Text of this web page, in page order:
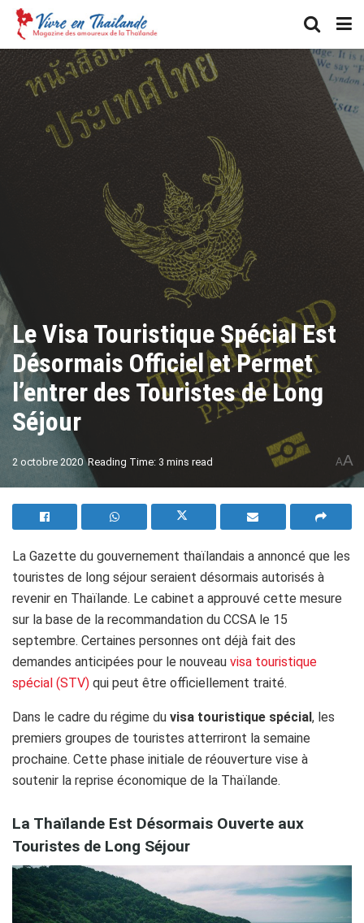
Le Visa Touristique Spécial Est
Désormais Officiel et Permet
l’entrer des Touristes de Long
Séjour
2 octobre 2020 Reading Time: 3 mins read AA
La Gazette du gouvernement thaïlandais a annoncé que les
touristes de long séjour seraient désormais autorisés à
revenir en Thaïlande. Le cabinet a approuvé cette mesure
sur la base de la recommandation du CCSA le 15
septembre. Certaines personnes ont déjà fait des
demandes anticipées pour le nouveau visa touristique
spécial (STV) qui peut être officiellement traité.
Dans le cadre du régime du visa touristique spécial, les
premiers groupes de touristes atterriront la semaine
prochaine. Cette phase initiale de réouverture vise à
soutenir la reprise économique de la Thaïlande.
La Thaïlande Est Désormais Ouverte aux
Touristes de Long Séjour